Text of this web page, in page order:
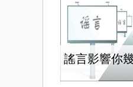
謠言影響你